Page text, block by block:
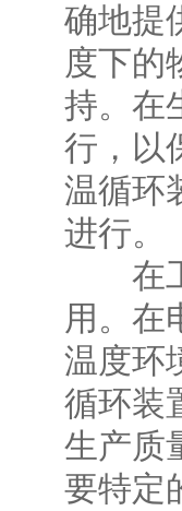
确地提
度下的
持。在
行，以
温循环
进行。
在工
用。在
温度环
循环装
生产质
要特定